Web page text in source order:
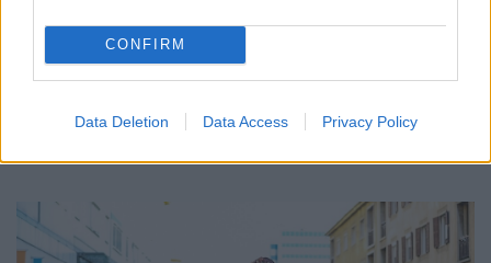
CONFIRM
Data Deletion Data Access Privacy Policy
Az energiaellátás tehermentesítése érdekében másfél órával
1 hozzászólás